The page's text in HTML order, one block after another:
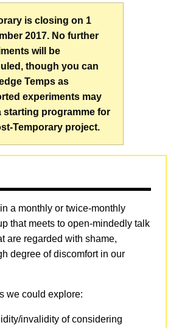
is closing on 1
2017. No further
will be
though you can
Temps as
experiments may
starting programme for
Temporary project.
in a monthly or twice-monthly
that meets to open-mindedly talk
are regarded with shame,
degree of discomfort in our
we could explore:
invalidity of considering